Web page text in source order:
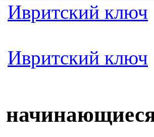
Ивритский ключ
Ивритский ключ